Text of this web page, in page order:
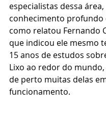
especialistas dessa
conhecimento profundo
como relatou Fernando
que indicou ele mesmo
15 anos de estudos
Lixo ao redor do
de perto muitas delas
funcionamento.